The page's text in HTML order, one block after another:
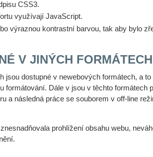
CSS3.
využívají JavaScript.
výraznou kontrastní barvou, tak aby bylo
V JINÝCH FORMÁTECH
jsou dostupné v newebových formátech, a
formátování. Dále v jsou v těchto formátech
a následná práce se souborem v off-line
prohlížení obsahu webu,